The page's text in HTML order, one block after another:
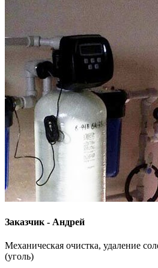
Заказчик - Андрей
Механическая очистка, удаление
(уголь)